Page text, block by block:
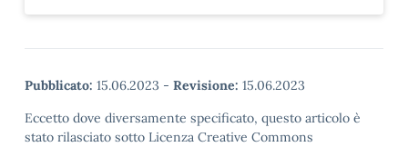
Pubblicato: 15.06.2023 - Revisione: 15.06.2023
Eccetto dove diversamente specificato, questo articolo è
stato rilasciato sotto Licenza Creative Commons